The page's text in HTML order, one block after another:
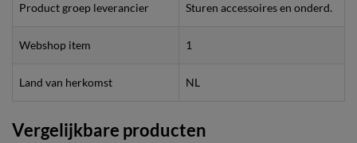
Product groep leverancier Sturen accessoires en onderd.
Webshop item 1
Land van herkomst NL
Vergelijkbare producten